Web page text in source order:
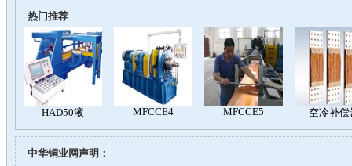
热门推荐
中华铜业网声明：